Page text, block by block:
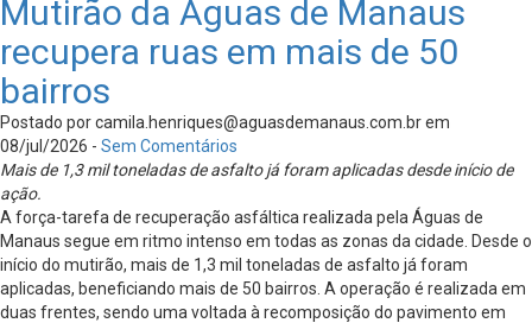
Mutirão da Águas de Manaus
recupera ruas em mais de 50
bairros
Postado porcamila.henriques@aguasdemanaus.com.brem
08/jul/2026 - Sem Comentários
Mais de 1,3 mil toneladas de asfalto já foram aplicadas desde início de
ação.
A força-tarefa de recuperação asfáltica realizada pela Águas de
Manaus segue em ritmo intenso em todas as zonas da cidade. Desde o
início do mutirão, mais de 1,3 mil toneladas de asfalto já foram
aplicadas, beneficiando mais de 50 bairros. A operação é realizada em
duas frentes, sendo uma voltada à recomposição do pavimento em